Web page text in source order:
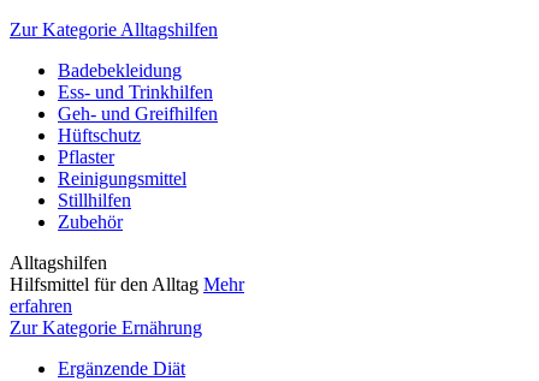
Zur Kategorie Alltagshilfen
Badebekleidung
Ess- und Trinkhilfen
Geh- und Greifhilfen
Hüftschutz
Pflaster
Reinigungsmittel
Stillhilfen
Zubehör
Alltagshilfen
Hilfsmittel für den Alltag Mehr
erfahren
Zur Kategorie Ernährung
Ergänzende Diät